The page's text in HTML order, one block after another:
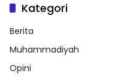
Kategori
Berita
Muhammadiyah
Opini